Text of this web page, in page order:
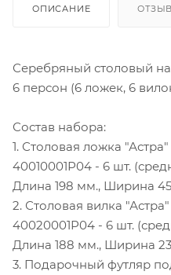
ОПИСАНИЕ
Серебряный столовый
6 персон (6 ложек, 6
Состав набора:
1. Столовая ложка
40010001Р04 - 6 шт.
Длина 198 мм., Ширина
2. Столовая вилка
40020001Р04 - 6 шт.
Длина 188 мм., Ширина
3. Подарочный футляр